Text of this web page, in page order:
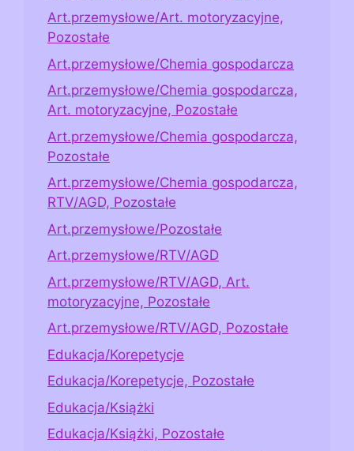
Art.przemysłowe/Art. motoryzacyjne,
Pozostałe
Art.przemysłowe/Chemia gospodarcza
Art.przemysłowe/Chemia gospodarcza,
Art. motoryzacyjne, Pozostałe
Art.przemysłowe/Chemia gospodarcza,
Pozostałe
Art.przemysłowe/Chemia gospodarcza,
RTV/AGD, Pozostałe
Art.przemysłowe/Pozostałe
Art.przemysłowe/RTV/AGD
Art.przemysłowe/RTV/AGD, Art.
motoryzacyjne, Pozostałe
Art.przemysłowe/RTV/AGD, Pozostałe
Edukacja/Korepetycje
Edukacja/Korepetycje, Pozostałe
Edukacja/Książki
Edukacja/Książki, Pozostałe